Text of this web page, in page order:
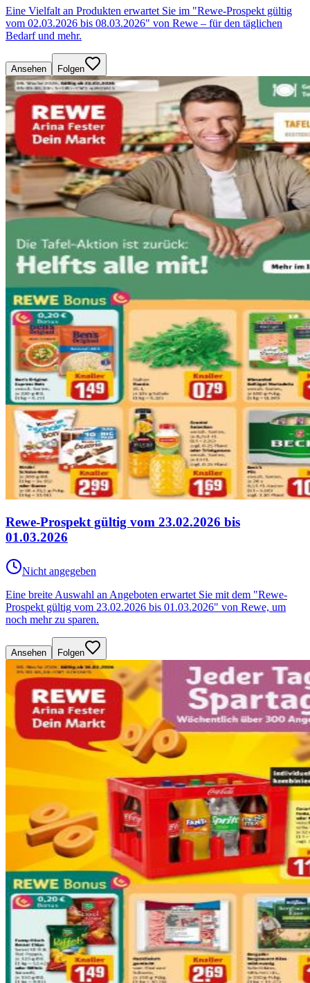
Eine Vielfalt an Produkten erwartet Sie im "Rewe-Prospekt gültig
vom 02.03.2026 bis 08.03.2026" von Rewe – für den täglichen
Bedarf und mehr.
Ansehen Folgen
Rewe-Prospekt gültig vom 23.02.2026 bis
01.03.2026
Nicht angegeben
Eine breite Auswahl an Angeboten erwartet Sie mit dem "Rewe-
Prospekt gültig vom 23.02.2026 bis 01.03.2026" von Rewe, um
noch mehr zu sparen.
Ansehen Folgen